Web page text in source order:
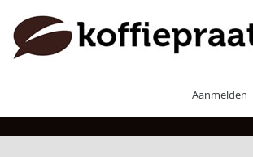
Aanmelden
Paddestoelsap met cafeine